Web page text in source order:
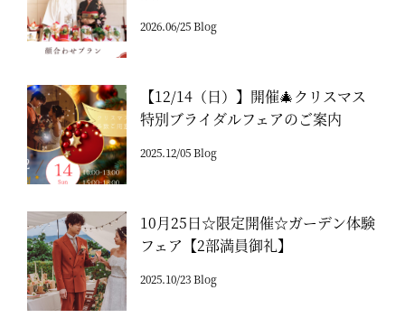
2026.06/25 Blog
【12/14（日）】開催🎄クリスマス
特別ブライダルフェアのご案内
2025.12/05 Blog
10月25日☆限定開催☆ガーデン体験
フェア【2部満員御礼】
2025.10/23 Blog